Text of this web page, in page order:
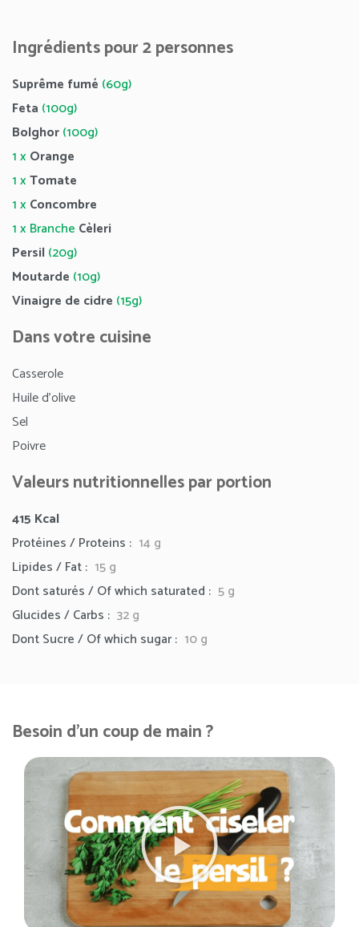
Ingrédients pour 2 personnes
Suprême fumé (60g)
Feta (100g)
Bolghor(100g)
1 xOrange
1 xTomate
1 xConcombre
1 x Branche Cèleri
Persil(20g)
Moutarde (10g)
Vinaigre de cidre (15g)
Dans votre cuisine
Casserole
Huile d’olive
Sel
Poivre
Valeurs nutritionnelles par portion
415 Kcal
Protéines / Proteins : 14 g
Lipides / Fat : 15g
Dont saturés / Of which saturated : 5 g
Glucides / Carbs : 32 g
Dont Sucre / Of which sugar : 10 g
Besoin d'un coup de main ?